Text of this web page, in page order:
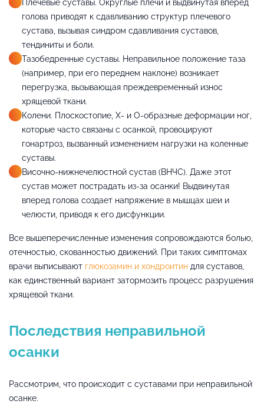
Плечевые суставы. Округлые плечи и выдвинутая вперед
голова приводят к сдавливанию структур плечевого
сустава, вызывая синдром сдавливания суставов,
тендиниты и боли.
Тазобедренные суставы. Неправильное положение таза
(например, при его переднем наклоне) возникает
перегрузка, вызывающая преждевременный износ
хрящевой ткани.
Колени. Плоскостопие, Х- и О-образные деформации ног,
которые часто связаны с осанкой, провоцируют
гонартроз, вызванный изменением нагрузки на коленные
суставы.
Височно-нижнечелюстной сустав (ВНЧС). Даже этот
сустав может пострадать из-за осанки! Выдвинутая
вперед голова создает напряжение в мышцах шеи и
челюсти, приводя к его дисфункции.
Все вышеперечисленные изменения сопровождаются болью,
отечностью, скованностью движений. При таких симптомах
врачи выписывают глюкозамин и хондроитин для суставов,
как единственный вариант затормозить процесс разрушения
хрящевой ткани.
Последствия неправильной
осанки
Рассмотрим, что происходит с суставами при неправильной
осанке.